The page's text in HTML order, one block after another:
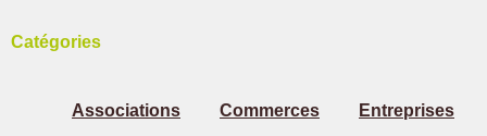
Catégories
Associations Commerces Entreprises